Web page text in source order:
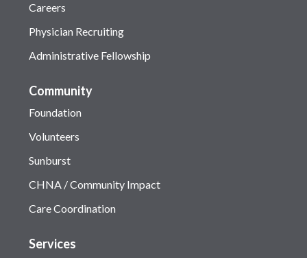
Careers
Physician Recruiting
Administrative Fellowship
Community
Foundation
Volunteers
Sunburst
CHNA / Community Impact
Care Coordination
Services